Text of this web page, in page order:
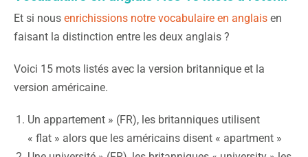
Et si nous enrichissions notre vocabulaire en anglais en
faisant la distinction entre les deux anglais ?
Voici 15 mots listés avec la version britannique et la
version américaine.
Un appartement » (FR), les britanniques utilisent
« flat » alors que les américains disent « apartment »